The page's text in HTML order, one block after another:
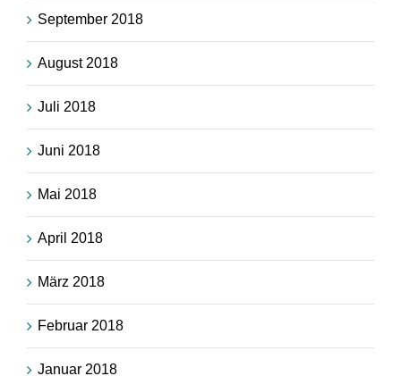
September 2018
August 2018
Juli 2018
Juni 2018
Mai 2018
April 2018
März 2018
Februar 2018
Januar 2018